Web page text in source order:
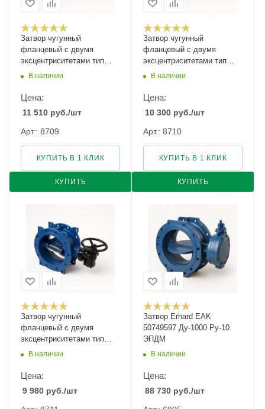
Затвор чугунный
фланцевый c двумя
эксцентриситетами тип
023F Ду-1000 Ру-10
В наличии
Цена:
11 510 руб./шт
Арт.: 8709
КУПИТЬ
КУПИТЬ В 1 КЛИК
Затвор чугунный
фланцевый c двумя
эксцентриситетами тип
023F Ду-1000 Ру-16
В наличии
Цена:
10 300 руб./шт
Арт.: 8710
КУПИТЬ
КУПИТЬ В 1 КЛИК
Затвор чугунный
фланцевый c двумя
эксцентриситетами тип
023F Ду-1200 Ру-10
В наличии
Цена:
9 980 руб./шт
Затвор Erhard EAK
50749597 Ду-1000 Ру-10
ЭПДМ
В наличии
Цена:
88 730 руб./шт